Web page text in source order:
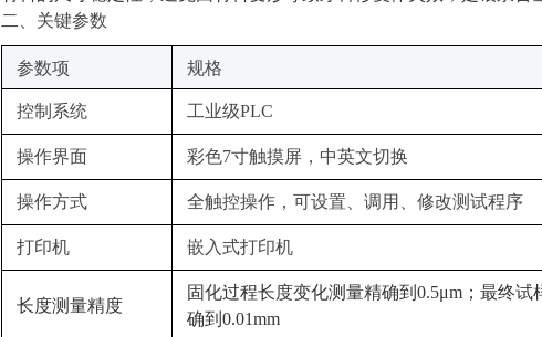
‌二、关键参数
‌参数项‌ 规格‌
控制系统 工业级PLC
操作界面 彩色7寸触摸屏，中英文切换
操作方式 全触控操作，可设置、调用、修改测试程序
打印机 嵌入式打印机
长度测量精度
固化过程长度变化测量精确到0.5μm；最终试
确到0.01mm